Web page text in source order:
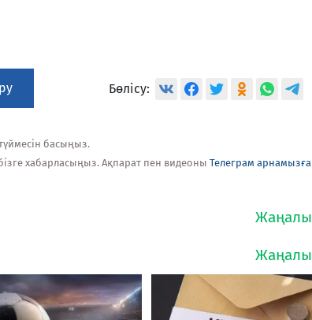
Бөлісу:
басыңыз.
хабарласыңыз. Ақпарат пен видеоны Телеграм арнамызға